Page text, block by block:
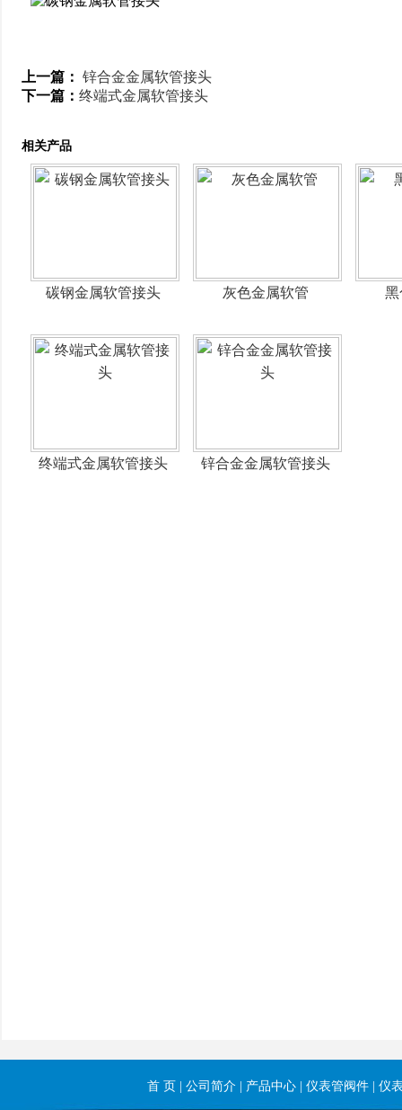
上一篇： 锌合金金属软管接头
下一篇： 终端式金属软管接头
相关产品
碳钢金属软管接头 灰色金属软管 黑
终端式金属软管接头 锌合金金属软管接头
首 页 公司简介| 产品中心| 仪表管阀件| 仪